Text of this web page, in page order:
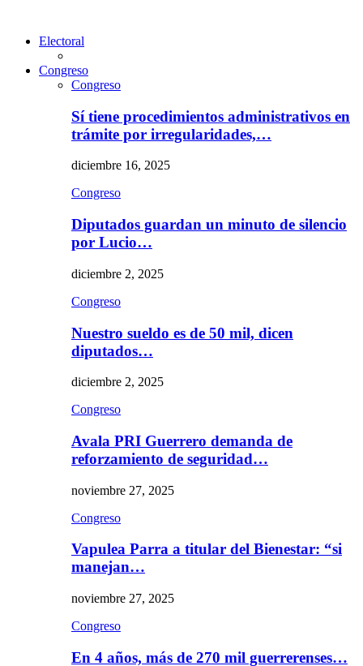
Electoral
Congreso
Congreso
Sí tiene procedimientos administrativos en
trámite por irregularidades,…
diciembre 16, 2025
Congreso
Diputados guardan un minuto de silencio
por Lucio…
diciembre 2, 2025
Congreso
Nuestro sueldo es de 50 mil, dicen
diputados…
diciembre 2, 2025
Congreso
Avala PRI Guerrero demanda de
reforzamiento de seguridad…
noviembre 27, 2025
Congreso
Vapulea Parra a titular del Bienestar: “si
manejan…
noviembre 27, 2025
Congreso
En 4 años, más de 270 mil guerrerenses…